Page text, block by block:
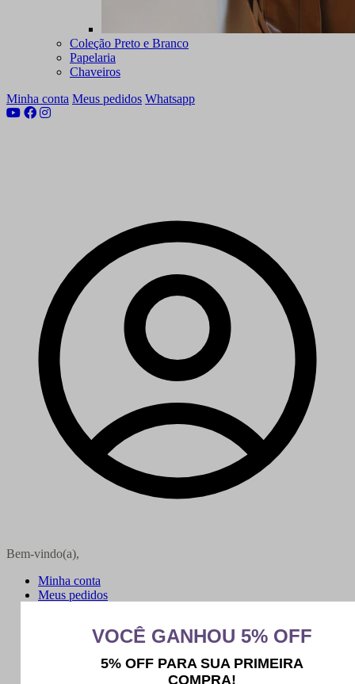
Coleção Preto e Branco
Papelaria
Chaveiros
Minha conta Meus pedidos Whatsapp
Bem-vindo(a),
Minha conta
Meus pedidos